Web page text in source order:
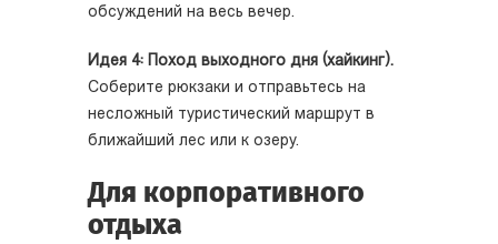
обсуждений на весь вечер.
Идея 4: Поход выходного дня (хайкинг).
Соберите рюкзаки и отправьтесь на
несложный туристический маршрут в
ближайший лес или к озеру.
Для корпоративного
отдыха